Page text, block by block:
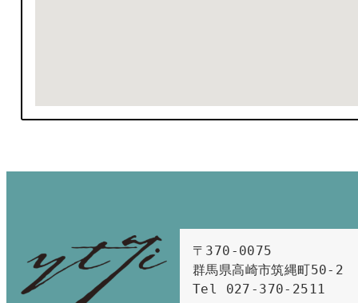
〒370-0075
群馬県高崎市筑縄町50-2
Tel 027-370-2511